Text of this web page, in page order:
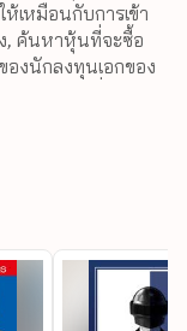
เหมือนกับการเข้า
, ค้นหาหุ้นที่จะซื้อ
งนักลงทุนเอกของ
ตอร์ ลินช์ เพื่อนำ